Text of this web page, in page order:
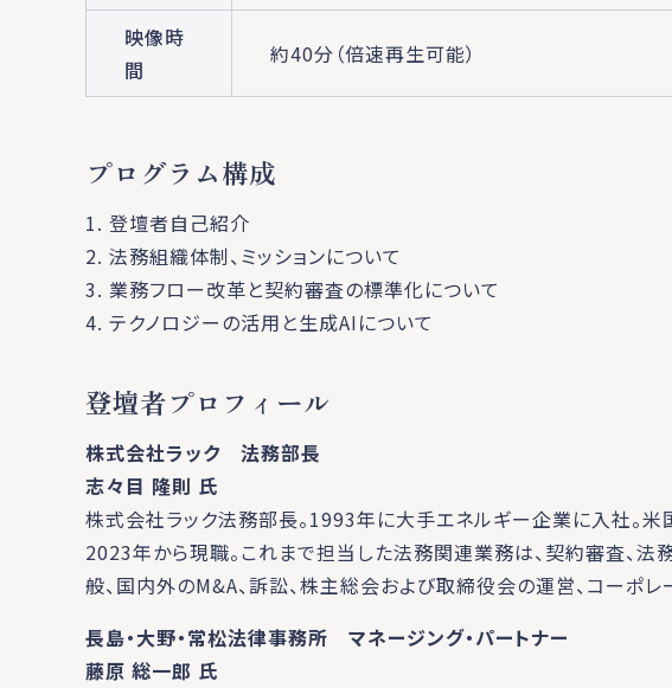
映像時
間
約40分（倍速再生可能）
プログラム構成
1. 登壇者自己紹介
2. 法務組織体制、ミッションについて
3. 業務フロー改革と契約審査の標準化について
4. テクノロジーの活用と生成AIについて
登壇者プロフィール
株式会社ラック 法務部長
志々目 隆則 氏
株式会社ラック法務部長。1993年に大手エネルギー企業に入社。米
2023年から現職。これまで担当した法務関連業務は、契約審査、法
般、国内外のM&A、訴訟、株主総会および取締役会の運営、コーポレ
長島・大野・常松法律事務所 マネージング・パートナー
藤原 総一郎 氏